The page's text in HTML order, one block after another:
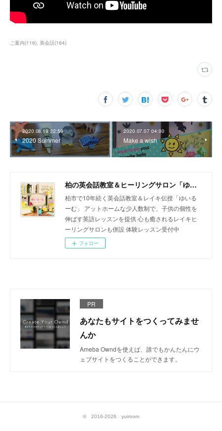
ご案内(116) 英会話(164)
2020.08.19 22:59
2020 Summer
2020.07.07 04:00
Make a wish
柏の英会話教室＆ヒーリングサロン「ゆいるーむ」
柏市で10年続く英会話教室＆レイキ伝授「ゆいる
ーむ」 アットホームな少人数制で、子供の個性を
伸ばす英語レッスンを提供 心も癒されるレイキヒ
ーリングサロンも併設 体験レッスン受付中
フォロー
PR
あなたもサイトをつくってみませ
んか
Ameba Owndを使えば、誰でもかんたんにウ
ェブサイトをつくることができます。
© 2016-2026 yuiroom